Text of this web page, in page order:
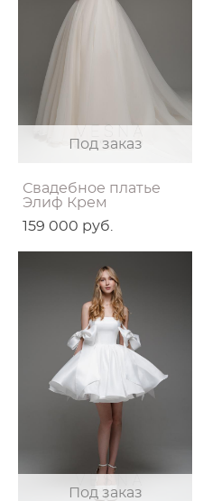
Под заказ
Свадебное платье
Элиф Крем
159 000 pуб.
Под заказ